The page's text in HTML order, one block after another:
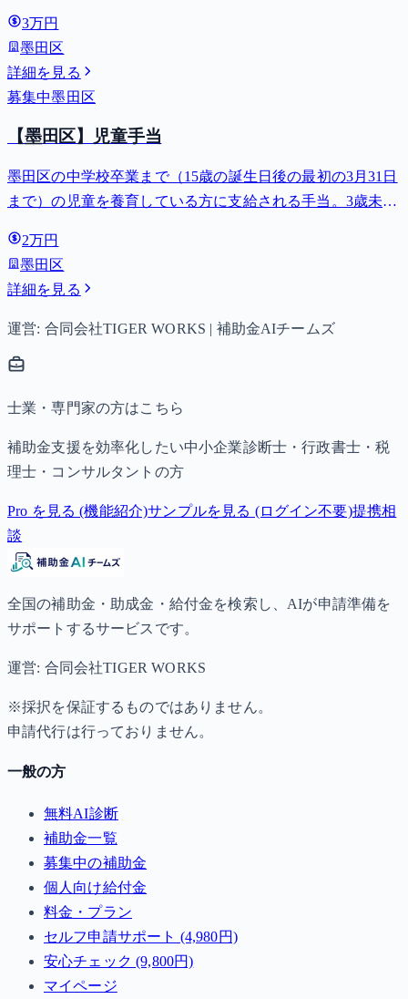
3万円
墨田区
詳細を見る
募集中墨田区
【墨田区】児童手当
墨田区の中学校卒業まで（15歳の誕生日後の最初の3月31日
まで）の児童を養育している方に支給される手当。3歳未満
子以降は15,000円）、中学生は月額10,000円。
2万円
墨田区
詳細を見る
運営: 合同会社TIGER WORKS | 補助金AIチームズ
士業・専門家の方はこちら
補助金支援を効率化したい中小企業診断士・行政書士・税
理士・コンサルタントの方
Pro を見る (機能紹介)サンプルを見る (ログイン不要)提携相
談
全国の補助金・助成金・給付金を検索し、AIが申請準備を
サポートするサービスです。
運営: 合同会社TIGER WORKS
※採択を保証するものではありません。
申請代行は行っておりません。
一般の方
無料AI診断
補助金一覧
募集中の補助金
個人向け給付金
料金・プラン
セルフ申請サポート (4,980円)
安心チェック (9,800円)
マイページ